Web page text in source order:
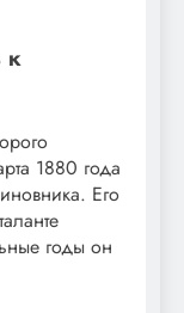
к
1880 года
Его
годы он